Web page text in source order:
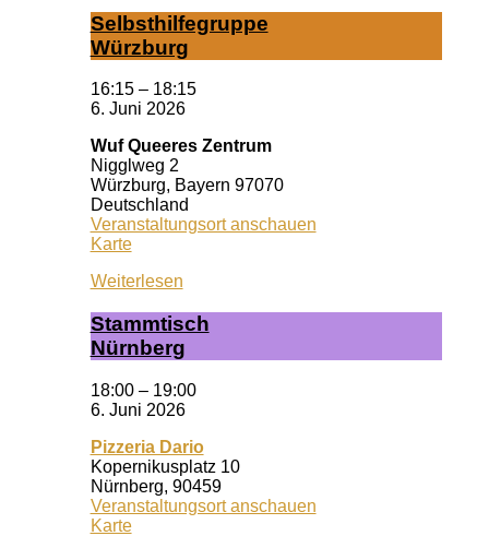
Selbst­hil­fe­grup­pe
Würz­burg
16:15 – 18:15
6. Juni 2026
Wuf Queeres Zentrum
Nigglweg 2
Würzburg, Bayern 97070
Deutschland
Veranstaltungsort anschauen
KarteWuf
Zentrum
Weiterlesen
Stamm­tisch
Nürn­berg
18:00 – 19:00
6. Juni 2026
Pizzeria Dario
Kopernikusplatz 10
Nürnberg, 90459
Veranstaltungsort anschauen
KartePizzeria